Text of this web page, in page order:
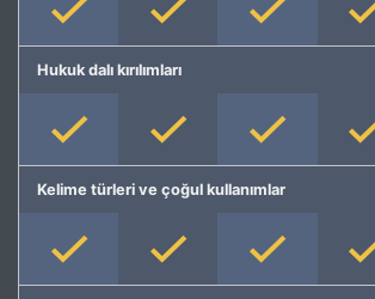
Hukuk dalı kırılımları
Kelime türleri ve çoğul kullanımlar